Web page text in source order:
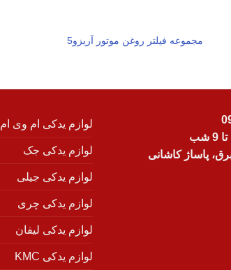
مجموعه فیلتر روغن موتور آریزو5
پاساژ کاشانی
لوازم یدکی ام وی ام
لوازم یدکی جک
لوازم یدکی جیلی
لوازم یدکی چری
لوازم یدکی لیفان
لوازم یدکی KMC